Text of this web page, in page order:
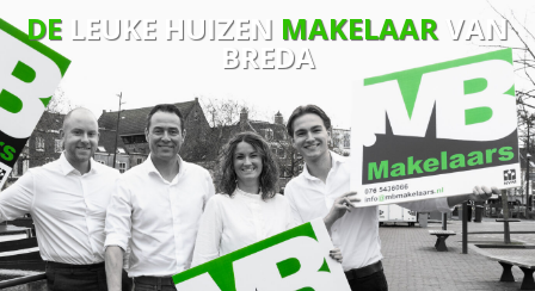
DE LEUKE HUIZEN MAKELAAR VAN
BREDA